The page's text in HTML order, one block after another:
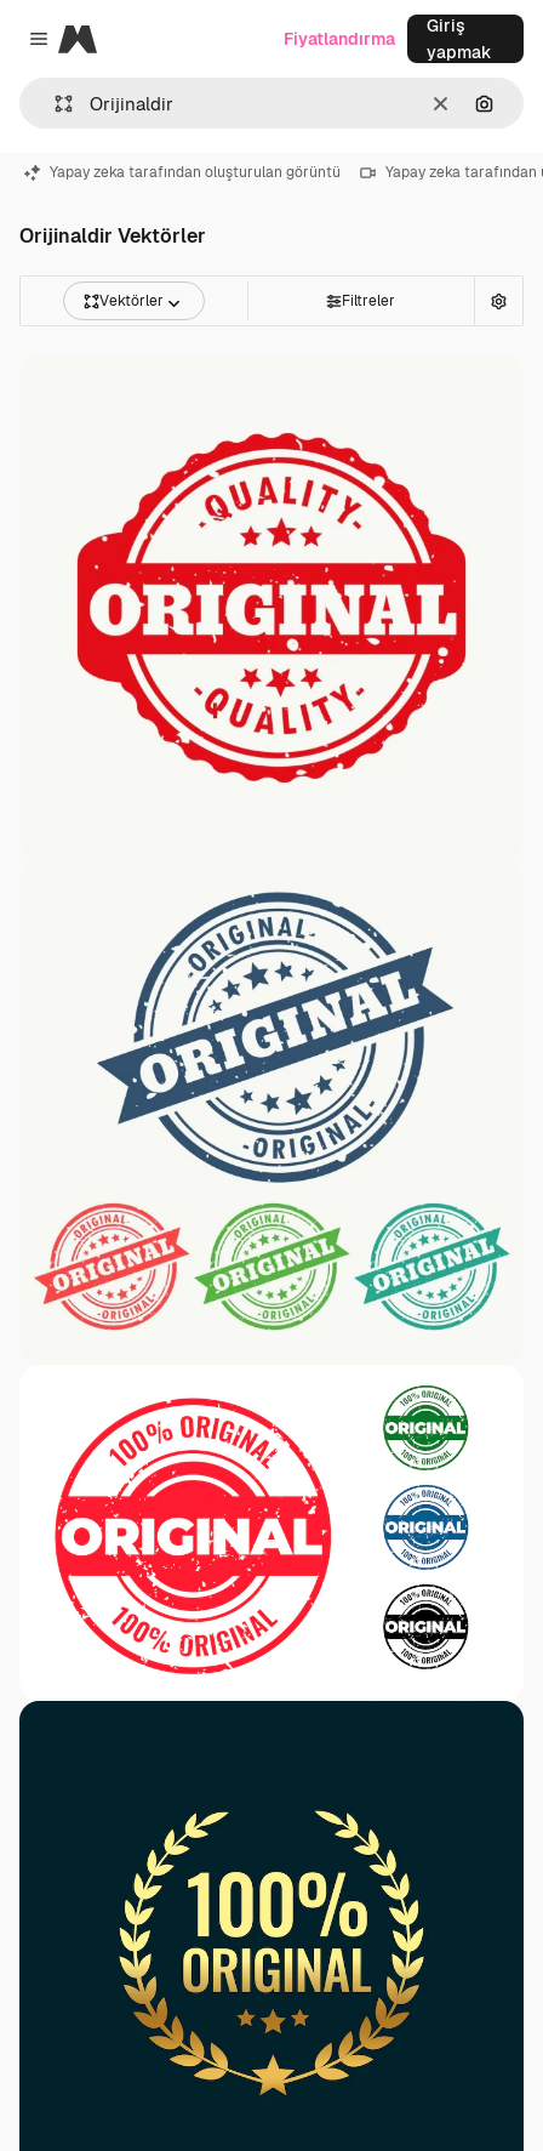
Close menu
Magnific
Temizlemek
Fiyatlandırma
Giriş
yapmak
Yapay zeka tarafından oluşturulan görüntü Yapay zeka
Orijinaldir Vektörler
Vektörler Filtreler